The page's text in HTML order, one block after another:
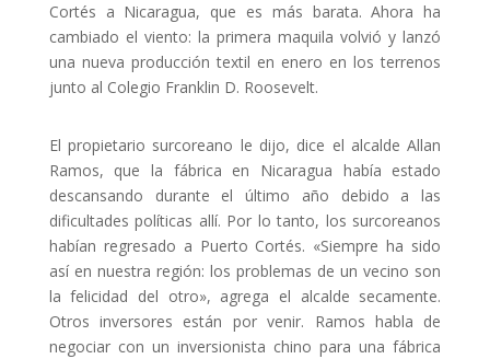
Cortés a Nicaragua, que es más barata. Ahora ha
cambiado el viento: la primera maquila volvió y lanzó
una nueva producción textil en enero en los terrenos
junto al Colegio Franklin D. Roosevelt.
El propietario surcoreano le dijo, dice el alcalde Allan
Ramos, que la fábrica en Nicaragua había estado
descansando durante el último año debido a las
dificultades políticas allí. Por lo tanto, los surcoreanos
habían regresado a Puerto Cortés. «Siempre ha sido
así en nuestra región: los problemas de un vecino son
la felicidad del otro», agrega el alcalde secamente.
Otros inversores están por venir. Ramos habla de
negociar con un inversionista chino para una fábrica